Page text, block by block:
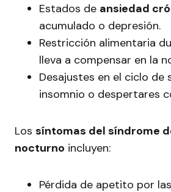
Estados de ansiedad
acumulado o depresión.
Restricción alimentaria
lleva a compensar en la
Desajustes en el ciclo de
insomnio o despertares
Los síntomas del síndrome
nocturno incluyen:
Pérdida de apetito por